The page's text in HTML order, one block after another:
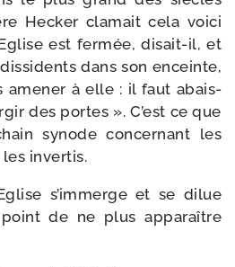
Hecker cla­mait cela voi­ci
est fer­mée, disait-​il, et
dans son enceinte,
ame­ner à elle : il faut abais­
des portes ». C’est ce que
synode concer­nant les
invertis.
s’im­merge et se dilue
de ne plus appa­raître